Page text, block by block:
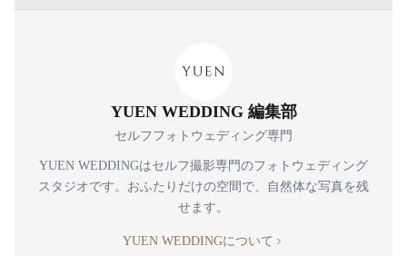
YUEN WEDDING 編集部
セルフフォトウェディング専門
YUEN WEDDINGはセルフ撮影専門のフォトウェディング
スタジオです。おふたりだけの空間で、自然体な写真を残
せます。
YUEN WEDDINGについて